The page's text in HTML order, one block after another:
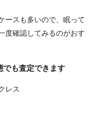
ースも多いので、眠って
度確認してみるのがおす
でも査定できます
レス